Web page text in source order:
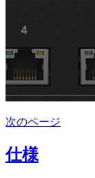
次のページ
仕様